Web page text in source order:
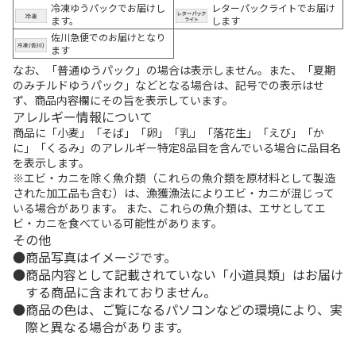
冷凍ゆうパックでお届けし
ます。
レターパックライトでお届け
します
佐川急便でのお届けとなり
ます
なお、「普通ゆうパック」の場合は表示しません。また、「夏期
のみチルドゆうパック」などとなる場合は、記号での表示はせ
ず、商品内容欄にその旨を表示しています。
アレルギー情報について
商品に「小麦」「そば」「卵」「乳」「落花生」「えび」「か
に」「くるみ」のアレルギー特定8品目を含んでいる場合に品目名
を表示します。
※エビ・カニを除く魚介類（これらの魚介類を原材料として製造
された加工品も含む）は、漁獲漁法によりエビ・カニが混じって
いる場合があります。 また、これらの魚介類は、エサとしてエ
ビ・カニを食べている可能性があります。
その他
商品写真はイメージです。
商品内容として記載されていない「小道具類」はお届け
する商品に含まれておりません。
商品の色は、ご覧になるパソコンなどの環境により、実
際と異なる場合があります。